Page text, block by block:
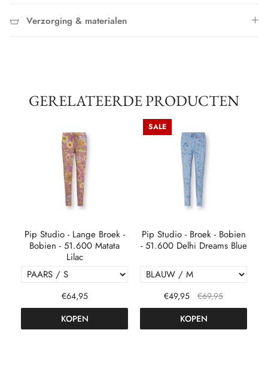
Verzorging & materialen
GERELATEERDE PRODUCTEN
Pip Studio - Lange Broek -
Bobien - 51.600 Matata
Lilac
€64,95
KOPEN
SALE
Pip Studio - Broek - Bobien
- 51.600 Delhi Dreams Blue
€49,95
€69,95
KOPEN